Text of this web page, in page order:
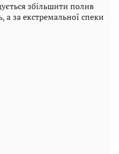
збільшити полив
а за екстремальної спеки